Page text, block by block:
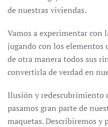
de nuestras viviendas.
Vamos a experimentar con
jugando con los elementos
de otra manera todos sus
convertirla de verdad en
Ilusión y redescubrimiento
pasamos gran parte de
maquetas. Describiremos y